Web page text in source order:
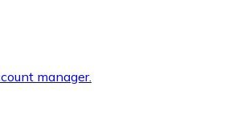
manager.